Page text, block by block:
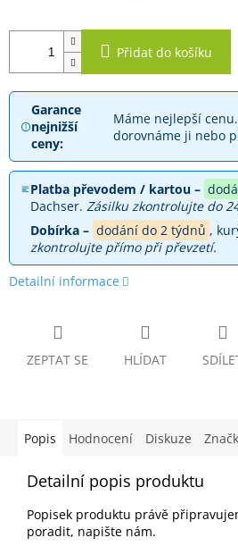
Přidat do košíku
Garance
nejnižší
ceny:
Máme nejlepší
dorovnáme ji nebo
Platba převodem / kartou –
Dachser. Zásilku zkontrolujte do
Dobírka – dodání do 2 týdnů ,
zkontrolujte přímo při převzetí.
Detailní informace
ZEPTAT SE HLÍDAT
Popis Hodnocení Diskuze
Detailní popis produktu
Popisek produktu právě
poradit, napište nám.